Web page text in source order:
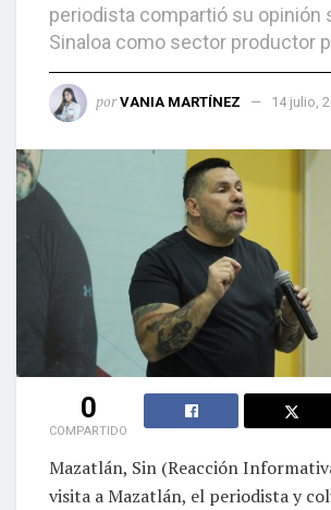
periodista compartió su opinión
Sinaloa como sector productor
por VANIA MARTÍNEZ 14 julio,
0
COMPARTIDO
Mazatlán, Sin (Reacción
visita a Mazatlán, el periodista y